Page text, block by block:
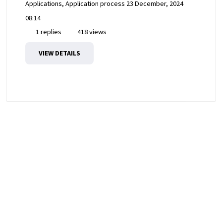
Applications, Application process 23 December, 2024
08:14
1 replies
418 views
VIEW DETAILS